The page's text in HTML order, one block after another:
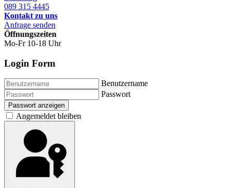
089 315 4445
Kontakt zu uns
Anfrage senden
Öffnungszeiten
Mo-Fr 10-18 Uhr
Login Form
Benutzername
Passwort
Passwort anzeigen
Angemeldet bleiben